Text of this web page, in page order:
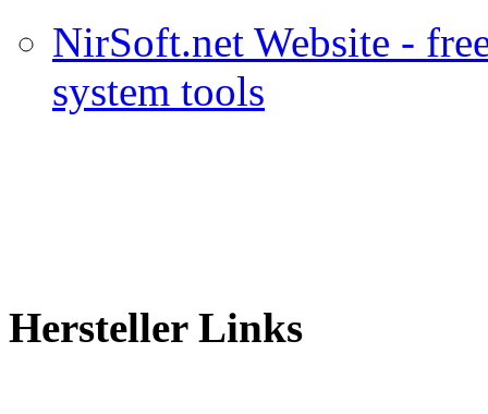
NirSoft.net Website -
system tools
Hersteller Links